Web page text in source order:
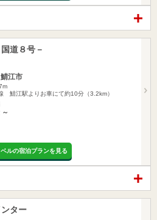
道８号－
江市
鯖江駅よりお車にて約10分（3.2km）
～
ルの宿泊プランを見る
ター